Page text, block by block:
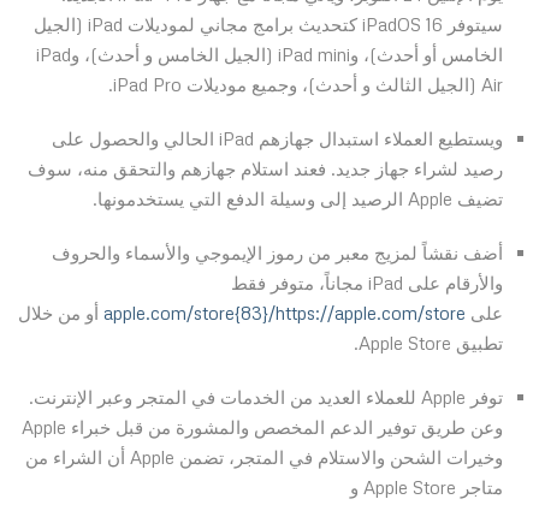
سيتوفر iPadOS 16 كتحديث برامج مجاني لموديلات iPad (الجيل
الخامس أو أحدث)، وiPad mini (الجيل الخامس و أحدث)، وiPad
Air (الجيل الثالث و أحدث)، وجميع موديلات iPad Pro.
ويستطيع العملاء استبدال جهازهم iPad الحالي والحصول على
رصيد لشراء جهاز جديد. فعند استلام جهازهم والتحقق منه، سوف
تضيف Apple الرصيد إلى وسيلة الدفع التي يستخدمونها.
أضف نقشاً لمزيج معبر من رموز الإيموجي والأسماء والحروف
والأرقام على iPad مجاناً، متوفر فقط
على https://apple.com/store/‏{83}apple.com/store
أو من خلال
تطبيق Apple Store.‏
توفر Apple للعملاء العديد من الخدمات في المتجر وعبر الإنترنت.
وعن طريق توفير الدعم المخصص والمشورة من قبل خبراء Apple
وخيرات الشحن والاستلام في المتجر، تضمن Apple أن الشراء من
متاجر Apple Store و